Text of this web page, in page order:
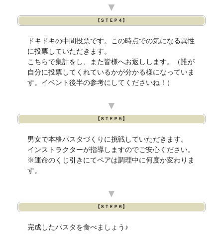
▼
【ＳＴＥＰ４】
ドキドキの中間投票です。この時点での気になる異性
に投票していただきます。
こちらで集計をし、また皆様へお返しします。（誰が
自分に投票してくれているかが分かる様になっていま
す。イベント後半の参考にしてくださいね！）
▼
【ＳＴＥＰ５】
男女で本格パスタづくりに挑戦していただきます。
インストラクターが指導しますのでご安心ください。
※運命のくじ引きにてペアは調理中に何度か変わりま
す。
▼
【ＳＴＥＰ６】
完成したパスタを食べましょう♪